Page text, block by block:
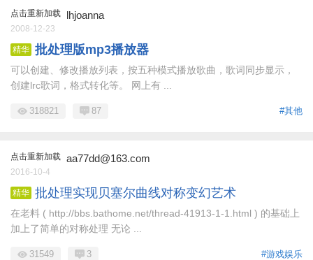
点击重新加载 lhjoanna
2008-12-23
精华 批处理版mp3播放器
可以创建、修改播放列表，按五种模式播放歌曲，歌词同步显示，
创建lrc歌词，格式转化等。 网上有 ...
#其他
318821 87
点击重新加载 aa77dd@163.com
2016-10-4
精华 批处理实现贝塞尔曲线对称变幻艺术
在老料 ( http://bbs.bathome.net/thread-41913-1-1.html ) 的基础上
加上了简单的对称处理 无论 ...
#游戏娱乐
31549 3